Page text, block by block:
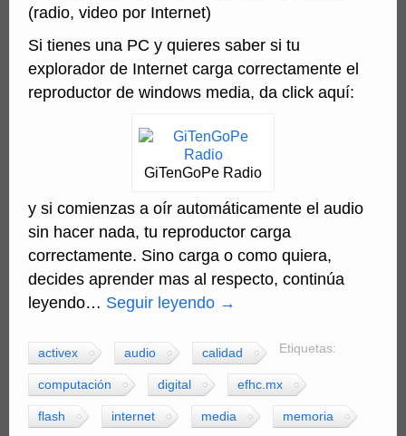
(radio, video por Internet)
Si tienes una PC y quieres saber si tu
explorador de Internet carga correctamente el
reproductor de windows media, da click aquí:
GiTenGoPe Radio
y si comienzas a oír automáticamente el audio
sin hacer nada, tu reproductor carga
correctamente. Sino carga o como quiera,
decides aprender mas al respecto, continúa
leyendo… Seguir leyendo →
Etiquetas:
activex audio calidad
computación digital efhc.mx
flash internet media memoria